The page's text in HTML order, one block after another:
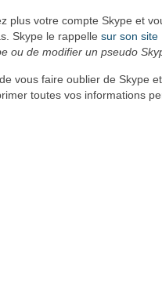
plus votre compte Skype et
Skype le rappelle sur son site
ou de modifier un pseudo
vous faire oublier de Skype
toutes vos informations